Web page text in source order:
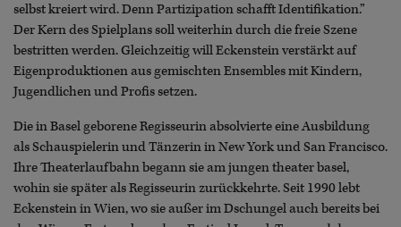
selbst kreiert wird. Denn Partizipation schafft Identifikation.”
Der Kern des Spielplans soll weiterhin durch die freie Szene
bestritten werden. Gleichzeitig will Eckenstein verstärkt auf
Eigenproduktionen aus gemischten Ensembles mit Kindern,
Jugendlichen und Profis setzen.
Die in Basel geborene Regisseurin absolvierte eine Ausbildung
als Schauspielerin und Tänzerin in New York und San Francisco.
Ihre Theaterlaufbahn begann sie am jungen theater basel,
wohin sie später als Regisseurin zurückkehrte. Seit 1990 lebt
Eckenstein in Wien, wo sie außer im Dschungel auch bereits bei